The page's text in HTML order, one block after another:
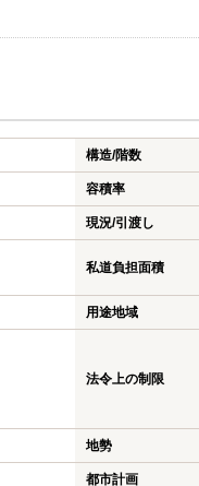
構造/階数
容積率
現況/引渡し
私道負担面積
用途地域
法令上の制限
地勢
都市計画